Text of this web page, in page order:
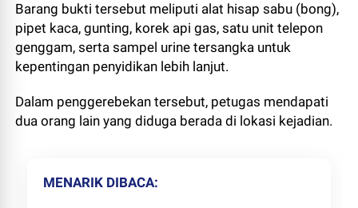
Barang bukti tersebut meliputi alat hisap sabu (bong),
pipet kaca, gunting, korek api gas, satu unit telepon
genggam, serta sampel urine tersangka untuk
kepentingan penyidikan lebih lanjut.
Dalam penggerebekan tersebut, petugas mendapati
dua orang lain yang diduga berada di lokasi kejadian.
MENARIK DIBACA